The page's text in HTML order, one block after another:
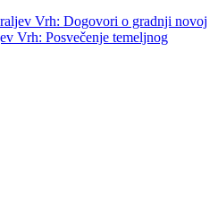
Vrh: Dogovori o gradnji novoj
Vrh: Posvečenje temeljnog